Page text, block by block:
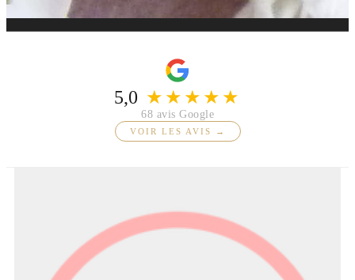
5,0 ★★★★★
68 avis Google
VOIR LES AVIS →